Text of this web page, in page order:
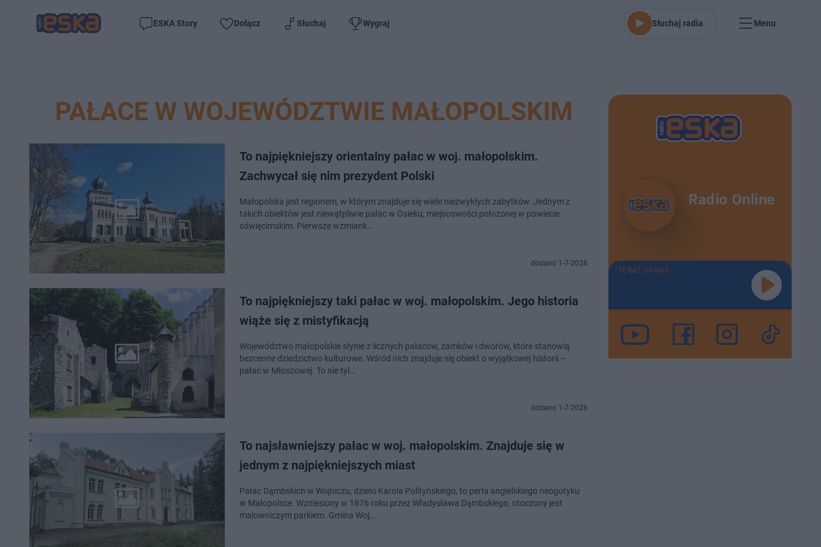
ESKA Story Dołącz Słuchaj Wygraj Słuchaj radia Menu
PAŁACE W WOJEWÓDZTWIE MAŁOPOLSKIM
To najpiękniejszy orientalny pałac w woj. małopolskim.
Zachwycał się nim prezydent Polski
Małopolska jest regionem, w którym znajduje się wiele niezwykłych zabytków. Jednym z
takich obiektów jest niewątpliwie pałac w Osieku, miejscowości położonej w powiecie
oświęcimskim. Pierwsze wzmiank…
dodano 1-7-2026
To najpiękniejszy taki pałac w woj. małopolskim. Jego historia
wiąże się z mistyfikacją
Województwo małopolskie słynie z licznych pałaców, zamków i dworów, które stanowią
bezcenne dziedzictwo kulturowe. Wśród nich znajduje się obiekt o wyjątkowej historii –
pałac w Młoszowej. To nie tyl…
dodano 1-7-2026
To najsławniejszy pałac w woj. małopolskim. Znajduje się w
jednym z najpiękniejszych miast
Pałac Dąmbskich w Wojniczu, dzieło Karola Polityńskiego, to perła angielskiego neogotyku
w Małopolsce. Wzniesiony w 1876 roku przez Władysława Dąmbskiego, otoczony jest
malowniczym parkiem. Gmina Woj…
Radio Online
TERAZ GRAMY